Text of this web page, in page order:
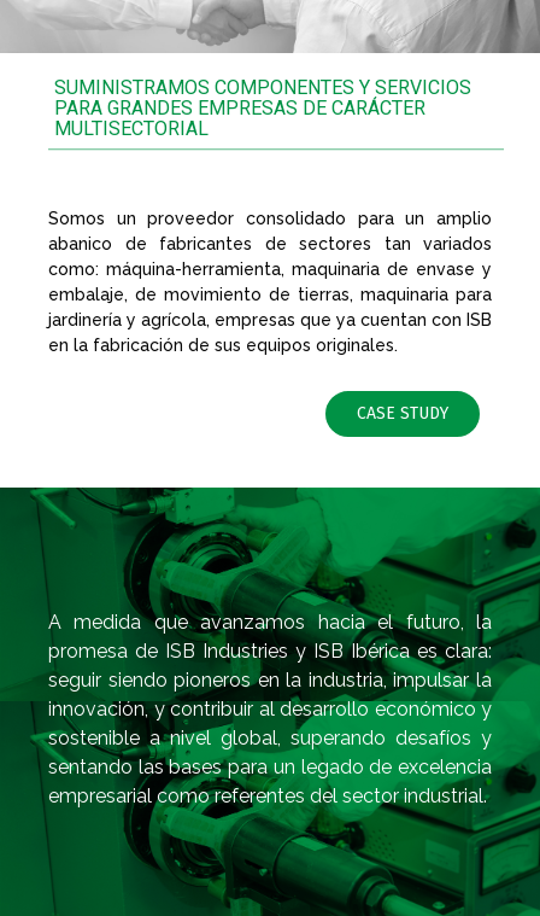
VER MÁS
SUMINISTRAMOS COMPONENTES Y SERVICIOS
PARA GRANDES EMPRESAS DE CARÁCTER
MULTISECTORIAL
Somos un proveedor consolidado para un amplio
abanico de fabricantes de sectores tan variados
como: máquina-herramienta, maquinaria de envase y
embalaje, de movimiento de tierras, maquinaria para
jardinería y agrícola, empresas que ya cuentan con ISB
en la fabricación de sus equipos originales.
CASE STUDY
A medida que avanzamos hacia el futuro, la
promesa de ISB Industries y ISB Ibérica es clara:
seguir siendo pioneros en la industria, impulsar la
innovación, y contribuir al desarrollo económico y
sostenible a nivel global, superando desafíos y
sentando las bases para un legado de excelencia
empresarial como referentes del sector industrial.